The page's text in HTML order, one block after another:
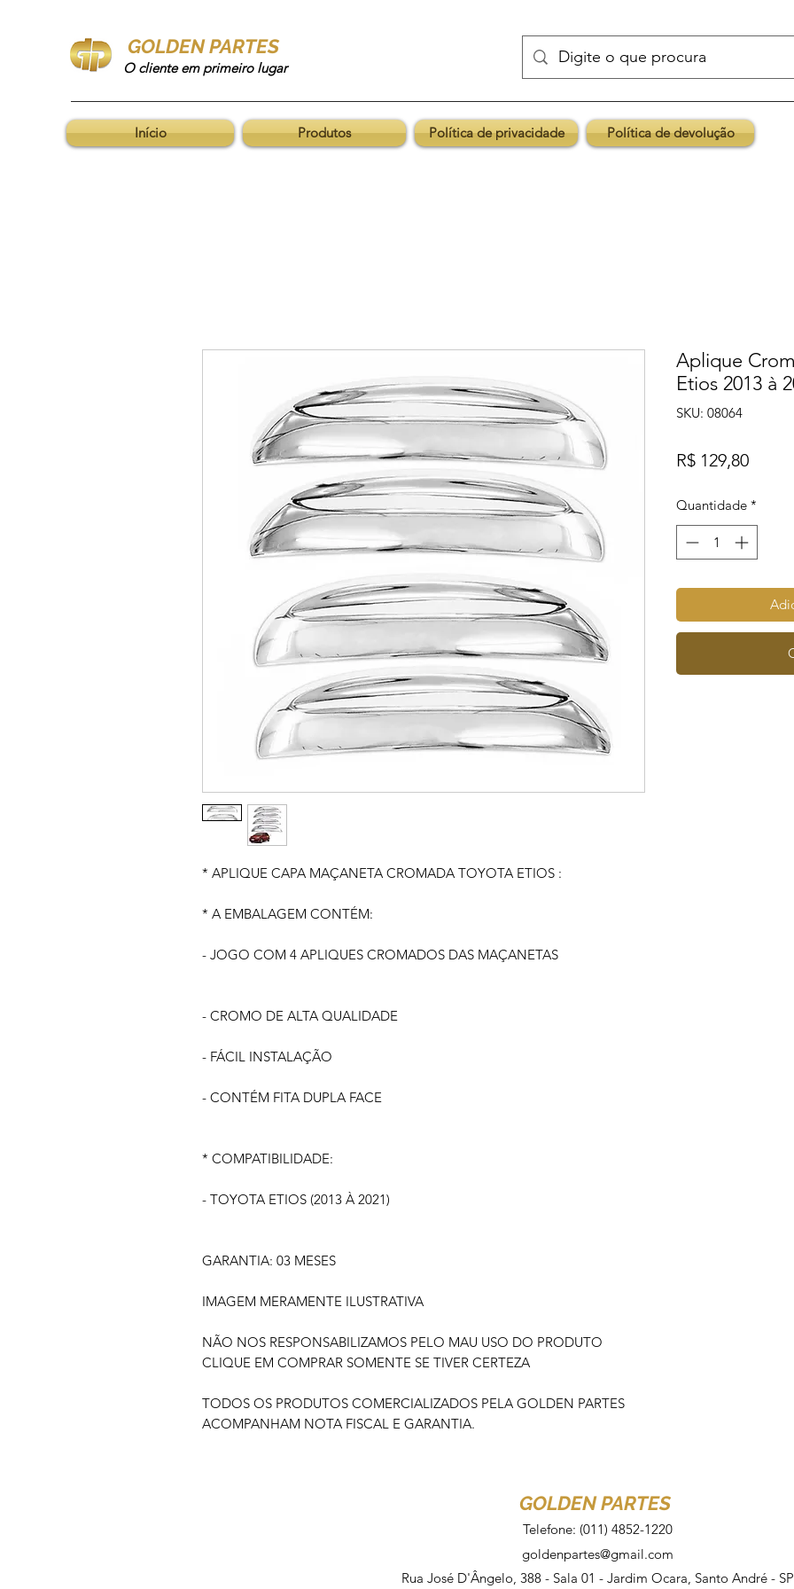
GOLDEN PARTES
O cliente em primeiro lugar
Início Produtos Política de privacidade Política de devolução
* APLIQUE CAPA MAÇANETA CROMADA TOYOTA ETIOS :
* A EMBALAGEM CONTÉM:
- JOGO COM 4 APLIQUES CROMADOS DAS MAÇANETAS
- CROMO DE ALTA QUALIDADE
- FÁCIL INSTALAÇÃO
- CONTÉM FITA DUPLA FACE
* COMPATIBILIDADE:
- TOYOTA ETIOS (2013 À 2021)
GARANTIA: 03 MESES
IMAGEM MERAMENTE ILUSTRATIVA
NÃO NOS RESPONSABILIZAMOS PELO MAU USO DO PRODUTO
CLIQUE EM COMPRAR SOMENTE SE TIVER CERTEZA
TODOS OS PRODUTOS COMERCIALIZADOS PELA GOLDEN PARTES
ACOMPANHAM NOTA FISCAL E GARANTIA.
Aplique
Etios 2013 à
SKU: 08064
R$ 129,80Preço
Quantidade *
GOLDEN PARTES
Telefone: (011) 4852-1220
goldenpartes@gmail.com
Rua José D'Ângelo, 388 - Sala 01 - Jardim Ocara, Santo André - SP